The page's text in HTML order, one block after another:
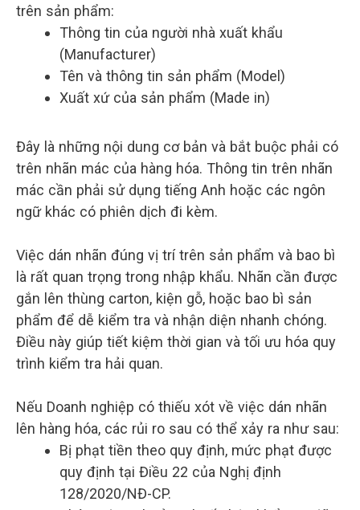
trên sản phẩm:
Thông tin của người nhà xuất khẩu
(Manufacturer)
Tên và thông tin sản phẩm (Model)
Xuất xứ của sản phẩm (Made in)
Đây là những nội dung cơ bản và bắt buộc phải có
trên nhãn mác của hàng hóa. Thông tin trên nhãn
mác cần phải sử dụng tiếng Anh hoặc các ngôn
ngữ khác có phiên dịch đi kèm.
Việc dán nhãn đúng vị trí trên sản phẩm và bao bì
là rất quan trọng trong nhập khẩu. Nhãn cần được
gắn lên thùng carton, kiện gỗ, hoặc bao bì sản
phẩm để dễ kiểm tra và nhận diện nhanh chóng.
Điều này giúp tiết kiệm thời gian và tối ưu hóa quy
trình kiểm tra hải quan.
Nếu Doanh nghiệp có thiếu xót về việc dán nhãn
lên hàng hóa, các rủi ro sau có thể xảy ra như sau:
Bị phạt tiền theo quy định, mức phạt được
quy định tại Điều 22 của Nghị định
128/2020/NĐ-CP.